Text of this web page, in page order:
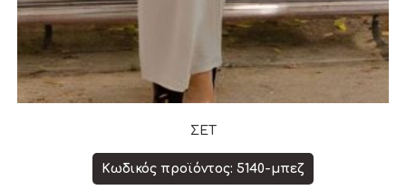
ΣΕΤ
Κωδικός προϊόντος: 5140-μπεζ